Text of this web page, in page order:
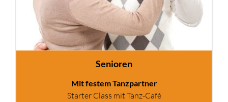
Senioren
Mit festem Tanzpartner
Starter Class mit Tanz-Café